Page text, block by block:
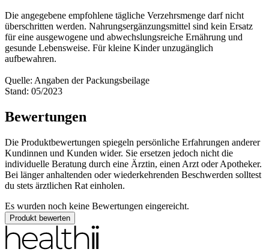
Die angegebene empfohlene tägliche Verzehrsmenge darf nicht
überschritten werden. Nahrungsergänzungsmittel sind kein Ersatz
für eine ausgewogene und abwechslungsreiche Ernährung und
gesunde Lebensweise. Für kleine Kinder unzugänglich
aufbewahren.
Quelle: Angaben der Packungsbeilage
Stand: 05/2023
Bewertungen
Die Produktbewertungen spiegeln persönliche Erfahrungen anderer
Kundinnen und Kunden wider. Sie ersetzen jedoch nicht die
individuelle Beratung durch eine Ärztin, einen Arzt oder Apotheker.
Bei länger anhaltenden oder wiederkehrenden Beschwerden solltest
du stets ärztlichen Rat einholen.
Es wurden noch keine Bewertungen eingereicht.
Produkt bewerten